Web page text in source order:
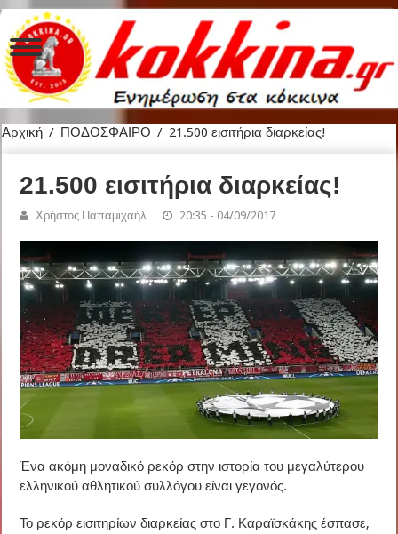
Αρχική / ΠΟΔΟΣΦΑΙΡΟ / 21.500 εισιτήρια διαρκείας!
21.500 εισιτήρια διαρκείας!
Χρήστος Παπαμιχαήλ 20:35 - 04/09/2017
Ένα ακόμη μοναδικό ρεκόρ στην ιστορία του μεγαλύτερου
ελληνικού αθλητικού συλλόγου είναι γεγονός.
Το ρεκόρ εισιτηρίων διαρκείας στο Γ. Καραϊσκάκης έσπασε,